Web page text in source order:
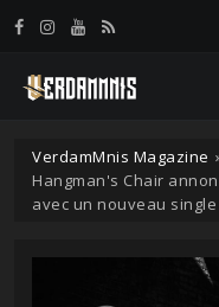
VerdamMnis Magazine
Hangman's Chair
avec un nouveau single
Panneau de gestion des